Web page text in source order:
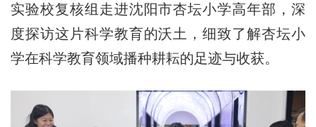
实验校复核组走进沈阳市杏坛小学高年部，深
度探访这片科学教育的沃土，细致了解杏坛小
学在科学教育领域播种耕耘的足迹与收获。